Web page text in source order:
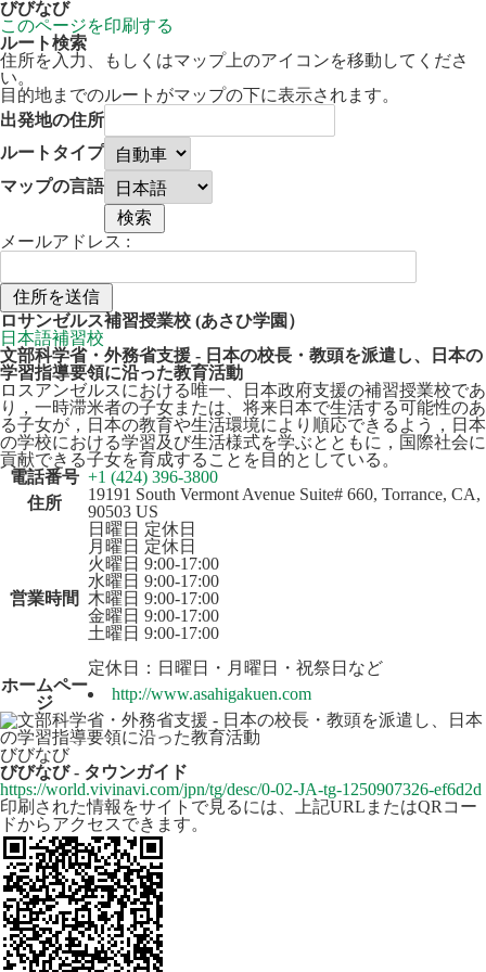
びびなび
このページを印刷する
ルート検索
住所を入力、もしくはマップ上のアイコンを移動してくださ
い。
目的地までのルートがマップの下に表示されます。
出発地の住所
ルートタイプ
マップの言語
メールアドレス :
+
−
50 km
ロサンゼルス補習授業校 (あさひ学園）
日本語補習校
文部科学省・外務省支援 - 日本の校長・教頭を派遣し、日本の
学習指導要領に沿った教育活動
ロスアンゼルスにおける唯一、日本政府支援の補習授業校であ
り，一時滞米者の子女または、将来日本で生活する可能性のあ
る子女が，日本の教育や生活環境により順応できるよう，日本
の学校における学習及び生活様式を学ぶとともに，国際社会に
貢献できる子女を育成することを目的としている。
電話番号 +1 (424) 396-3800
住所
19191 South Vermont Avenue Suite# 660, Torrance, CA,
90503 US
営業時間
日曜日 定休日
月曜日 定休日
火曜日 9:00-17:00
水曜日 9:00-17:00
木曜日 9:00-17:00
金曜日 9:00-17:00
土曜日 9:00-17:00
定休日：日曜日・月曜日・祝祭日など
ホームペー
ジ
http://www.asahigakuen.com
びびなび
びびなび - タウンガイド
https://world.vivinavi.com/jpn/tg/desc/0-02-JA-tg-1250907326-ef6d2d
印刷された情報をサイトで見るには、上記URLまたはQRコー
ドからアクセスできます。